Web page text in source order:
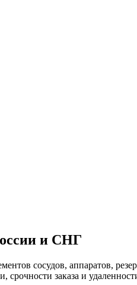
и СНГ
сосудов, аппаратов,
срочности заказа и